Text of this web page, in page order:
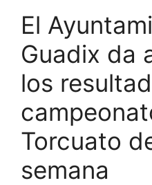
El
Guadix da
los
Torcuato
semana